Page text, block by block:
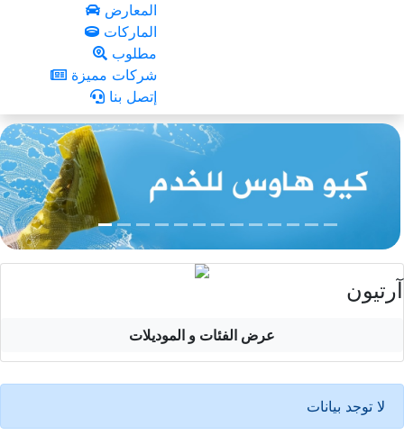
المعارض
الماركات
مطلوب
شركات مميزة
إتصل بنا
آرتيون
عرض الفئات و الموديلات
لا توجد بيانات